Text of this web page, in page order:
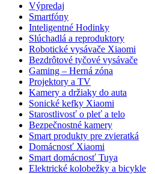
Výpredaj
Smartfóny
Inteligentné Hodinky
Slúchadlá a reproduktory
Robotické vysávače Xiaomi
Bezdrôtové tyčové vysávače
Gaming – Herná zóna
Projektory a TV
Kamery a držiaky do auta
Sonické kefky Xiaomi
Starostlivosť o pleť a telo
Bezpečnostné kamery
Smart produkty pre zvieratká
Domácnosť Xiaomi
Smart domácnosť Tuya
Elektrické kolobežky a bicykle